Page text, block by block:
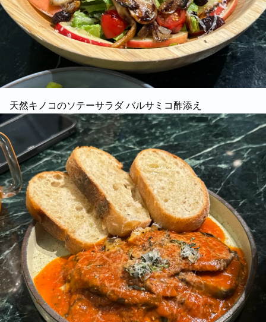
天然キノコのソテーサラダ バルサミコ酢添え